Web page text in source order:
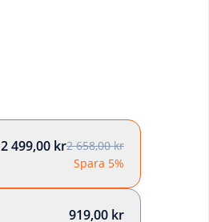
2 499,00 kr2 658,00 kr
Spara 5%
919,00 kr